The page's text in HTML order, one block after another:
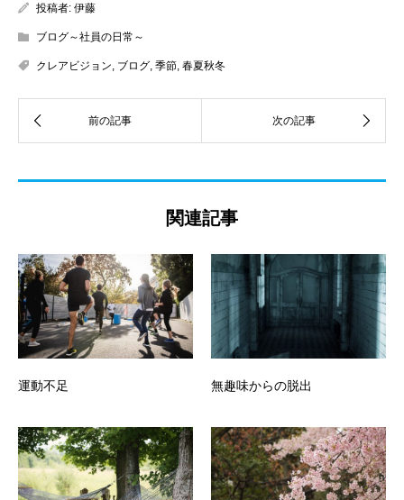
投稿者: 伊藤
ブログ～社員の日常～
クレアビジョン, ブログ, 季節, 春夏秋冬
関連記事
運動不足 無趣味からの脱出